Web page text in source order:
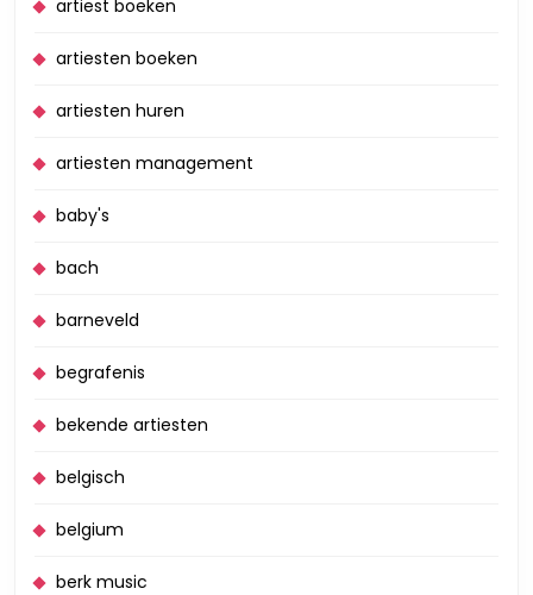
artiest boeken
artiesten boeken
artiesten huren
artiesten management
baby's
bach
barneveld
begrafenis
bekende artiesten
belgisch
belgium
berk music